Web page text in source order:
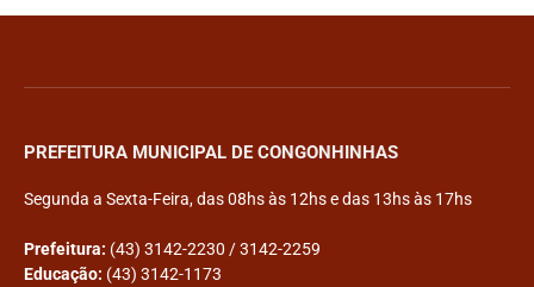
PREFEITURA MUNICIPAL DE CONGONHINHAS
Segunda a Sexta-Feira, das 08hs às 12hs e das 13hs às 17hs
Prefeitura: (43) 3142-2230 / 3142-2259
Educação: (43) 3142-1173